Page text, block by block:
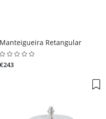
Manteigueira Retangular
€243